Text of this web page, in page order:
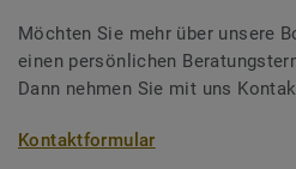
Möchten Sie mehr über unsere
einen persönlichen
Dann nehmen Sie mit uns
Kontaktformular